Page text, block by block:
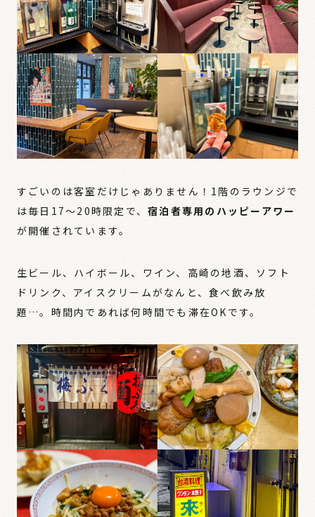
すごいのは客室だけじゃありません！1階のラウンジで
は毎日17〜20時限定で、宿泊者専用のハッピーアワー
が開催されています。
生ビール、ハイボール、ワイン、高崎の地酒、ソフト
ドリンク、アイスクリームがなんと、食べ飲み放
題…。時間内であれば何時間でも滞在OKです。